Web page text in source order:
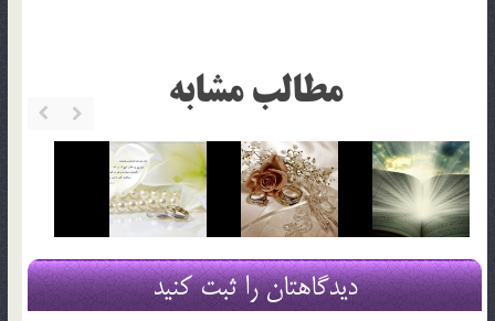
مطالب مشابه
دیدگاهتان را ثبت کنید